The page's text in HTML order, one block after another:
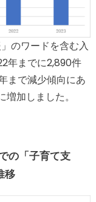
のワードを含む入
年までに2,890件
まで減少傾向にあ
加しました。
の「子育て支
移